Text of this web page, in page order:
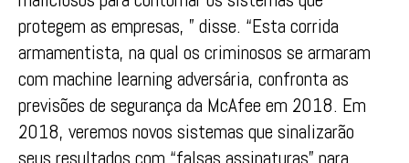
protegem as empresas, ” disse. “Esta corrida
armamentista, na qual os criminosos se armaram
com machine learning adversária, confronta as
previsões de segurança da McAfee em 2018. Em
2018, veremos novos sistemas que sinalizarão
seus resultados com “falsas assinaturas” para